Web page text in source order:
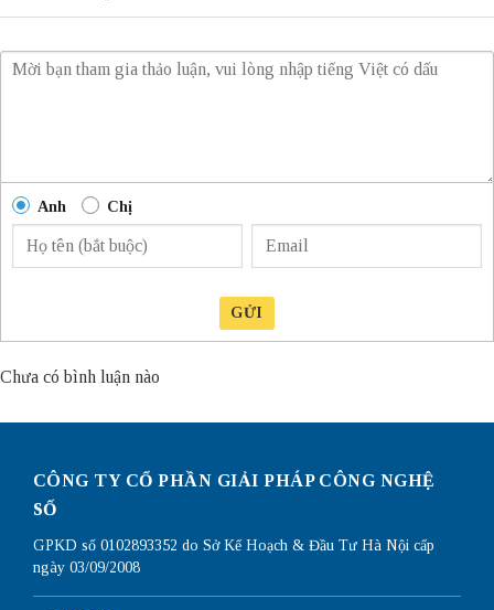
Anh Chị
GỬI
Chưa có bình luận nào
CÔNG TY CỔ PHẦN GIẢI PHÁP CÔNG NGHỆ
SỐ
GPKD số 0102893352 do Sở Kế Hoạch & Đầu Tư Hà Nội cấp
ngày 03/09/2008